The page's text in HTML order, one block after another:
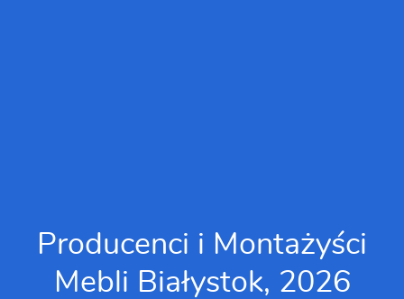
Producenci i Montażyści
Mebli Białystok, 2026